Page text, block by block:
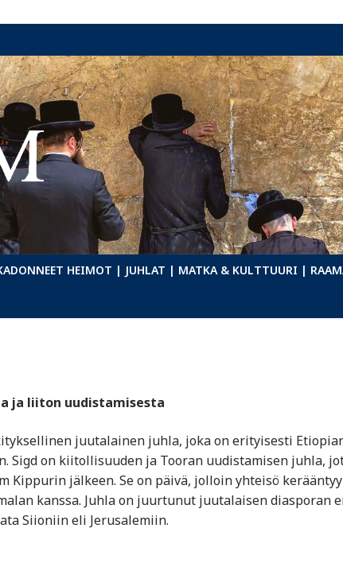
HEIMOT | JUHLAT | MATKA & KULTTUURI |
ja liiton uudistamisesta
juutalainen juhla, joka on erityisesti
Sigd on kiitollisuuden ja Tooran uudistamisen juhla,
Kippurin jälkeen. Se on päivä, jolloin yhteisö
kanssa. Juhla on juurtunut juutalaisen diasporan
Siioniin eli Jerusalemiin.